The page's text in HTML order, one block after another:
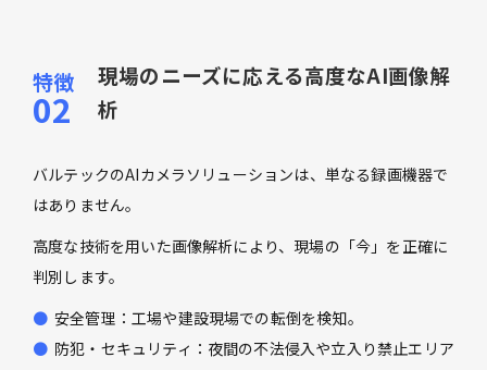
現場のニーズに応える高度なAI画像解
析
バルテックのAIカメラソリューションは、単なる録画機器で
はありません。
高度な技術を用いた画像解析により、現場の「今」を正確に
判別します。
安全管理：工場や建設現場での転倒を検知。
防犯・セキュリティ：夜間の不法侵入や立入り禁止エリア